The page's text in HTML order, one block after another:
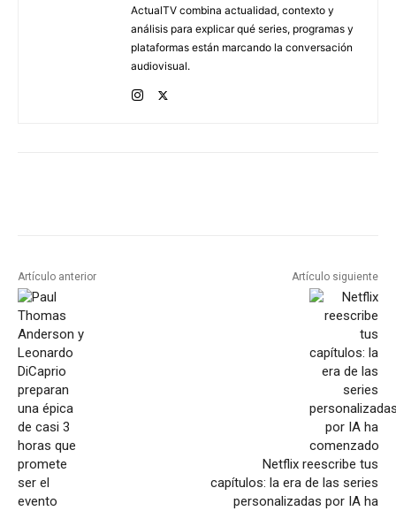
ActualTV combina actualidad, contexto y
análisis para explicar qué series, programas y
plataformas están marcando la conversación
audiovisual.
Artículo anterior Artículo siguiente
Netflix reescribe tus
capítulos: la era de las series
personalizadas por IA ha